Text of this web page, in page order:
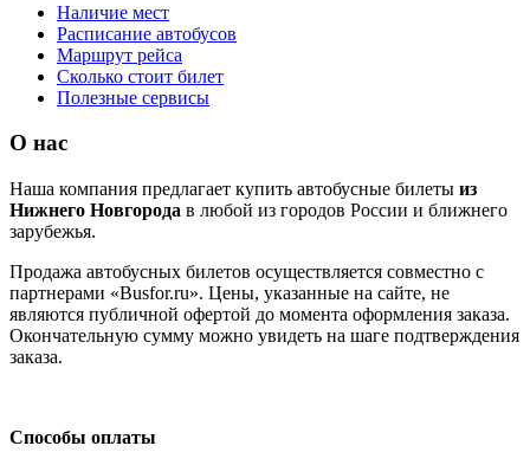
Наличие мест
Расписание автобусов
Маршрут рейса
Сколько стоит билет
Полезные сервисы
О нас
Наша компания предлагает купить автобусные билеты из
Нижнего Новгорода в любой из городов России и ближнего
зарубежья.
Продажа автобусных билетов осуществляется совместно с
партнерами «Busfor.ru». Цены, указанные на сайте, не
являются публичной офертой до момента оформления заказа.
Окончательную сумму можно увидеть на шаге подтверждения
заказа.
Способы оплаты